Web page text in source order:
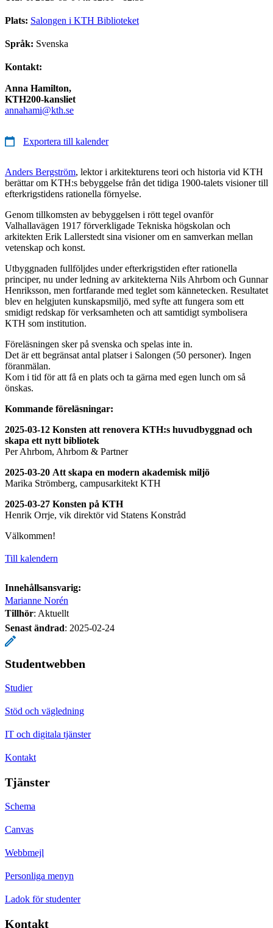
Plats: Salongen i KTH Biblioteket
Språk: Svenska
Kontakt:
Anna Hamilton,
KTH200-kansliet
annahami@kth.se
Exportera till kalender
Anders Bergström, lektor i arkitekturens teori och historia vid KTH
berättar om KTH:s bebyggelse från det tidiga 1900-talets visioner till
efterkrigstidens rationella förnyelse.
Genom tillkomsten av bebyggelsen i rött tegel ovanför
Valhallavägen 1917 förverkligade Tekniska högskolan och
arkitekten Erik Lallerstedt sina visioner om en samverkan mellan
vetenskap och konst.
Utbyggnaden fullföljdes under efterkrigstiden efter rationella
principer, nu under ledning av arkitekterna Nils Ahrbom och Gunnar
Henriksson, men fortfarande med teglet som kännetecken. Resultatet
blev en helgjuten kunskapsmiljö, med syfte att fungera som ett
smidigt redskap för verksamheten och att samtidigt symbolisera
KTH som institution.
Föreläsningen sker på svenska och spelas inte in.
Det är ett begränsat antal platser i Salongen (50 personer). Ingen
föranmälan.
Kom i tid för att få en plats och ta gärna med egen lunch om så
önskas.
Kommande föreläsningar:
2025-03-12 Konsten att renovera KTH:s huvudbyggnad och
skapa ett nytt bibliotek
Per Ahrbom, Ahrbom & Partner
2025-03-20 Att skapa en modern akademisk miljö
Marika Strömberg, campusarkitekt KTH
2025-03-27 Konsten på KTH
Henrik Orrje, vik direktör vid Statens Konstråd
Välkommen!
Till kalendern
Innehållsansvarig:
Marianne Norén
Tillhör: Aktuellt
Senast ändrad: 2025-02-24
Studentwebben
Studier
Stöd och vägledning
IT och digitala tjänster
Kontakt
Tjänster
Schema
Canvas
Webbmejl
Personliga menyn
Ladok för studenter
Kontakt